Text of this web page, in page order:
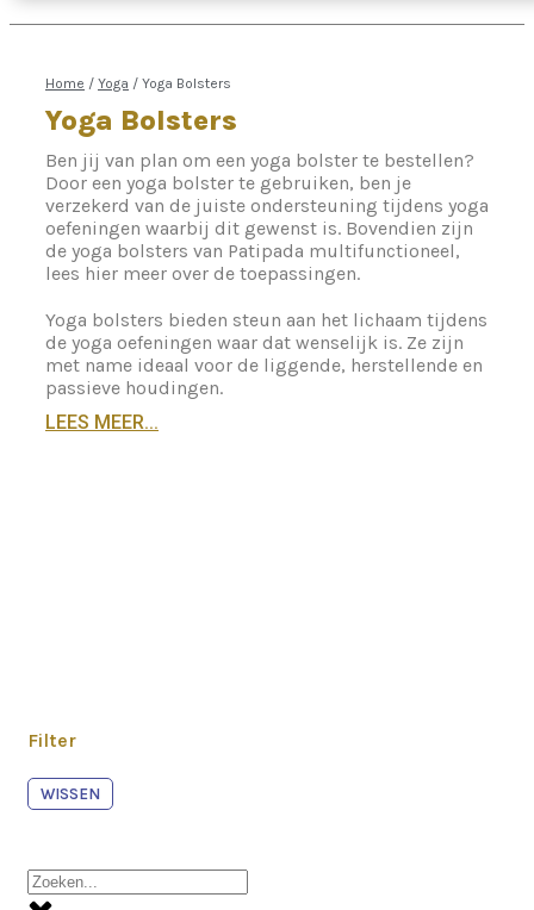
Home / Yoga / Yoga Bolsters
Yoga Bolsters
Ben jij van plan om een yoga bolster te bestellen?
Door een yoga bolster te gebruiken, ben je
verzekerd van de juiste ondersteuning tijdens yoga
oefeningen waarbij dit gewenst is. Bovendien zijn
de yoga bolsters van Patipada multifunctioneel,
lees hier meer over de toepassingen.
Yoga bolsters bieden steun aan het lichaam tijdens
de yoga oefeningen waar dat wenselijk is. Ze zijn
met name ideaal voor de liggende, herstellende en
passieve houdingen.
LEES MEER...
Filter
WISSEN